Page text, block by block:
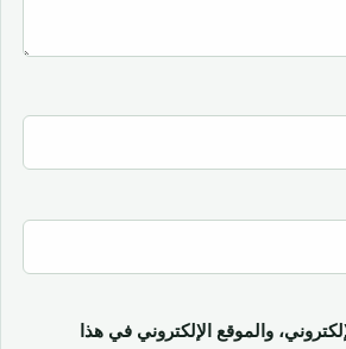
والموقع الإلكتروني في هذا